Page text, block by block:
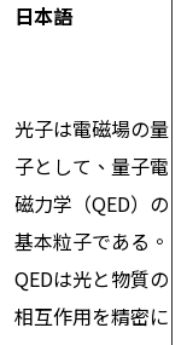
日本語
光子は電磁場の量
子として、量子電
磁力学（QED）の
基本粒子である。
QEDは光と物質の
相互作用を精密に